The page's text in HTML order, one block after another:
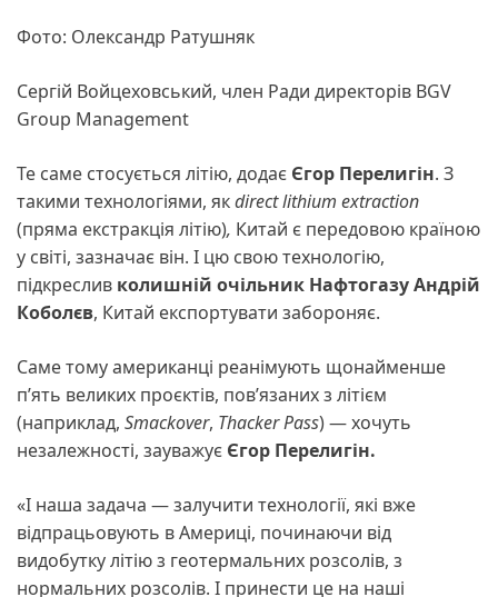
Фото: Олександр Ратушняк
Сергій Войцеховський, член Ради директорів BGV
Group Management
Те саме стосується літію, додає Єгор Перелигін. З
такими технологіями, якdirect lithium extraction
(пряма екстракція літію), Китай є передовою країною
у світі, зазначає він. І цю свою технологію,
підкреслив колишній очільник Нафтогазу Андрій
Коболєв, Китай експортувати забороняє.
Саме тому американці реанімують щонайменше
п’ять великих проєктів, пов’язаних з літієм
(наприклад, Smackover, Thacker Pass) — хочуть
незалежності, зауважує Єгор Перелигін.
«І наша задача — залучити технології, які вже
відпрацьовують в Америці, починаючи від
видобутку літію з геотермальних розсолів, з
нормальних розсолів. І принести це на наші